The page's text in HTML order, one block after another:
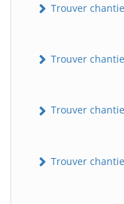
Trouver
Trouver
Trouver
Trouver